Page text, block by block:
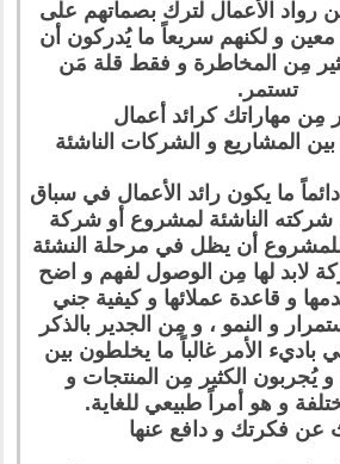
رواد الأعمال لترك بصماتهم على
و لكنهم سريعاً ما يُدركون أن
مِن المخاطرة و فقط قلة مَن
تستمر.
مهاراتك كرائد أعمال
ما يكون رائد الأعمال في سباق
شركته الناشئة لمشروع أو شركة
أن يظل في مرحلة النشئة
لابد لها مِن الوصول لفهم و اضح
و قاعدة عملائها و كيفية جني
و النمو ، و مِن الجدير بالذكر
باديء الأمر غالباً ما يخلطون بين
و يُجربون الكثير مِن المنتجات و
و هو أمراً طبيعي للغاية.